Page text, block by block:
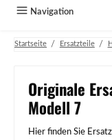
Navigation
Startseite / Ersatzteile /
Originale
Modell 7
Hier finden Sie